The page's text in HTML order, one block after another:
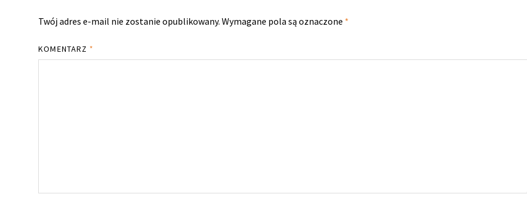
Twój adres e-mail nie zostanie opublikowany. Wymagane pola są oznaczone *
KOMENTARZ *